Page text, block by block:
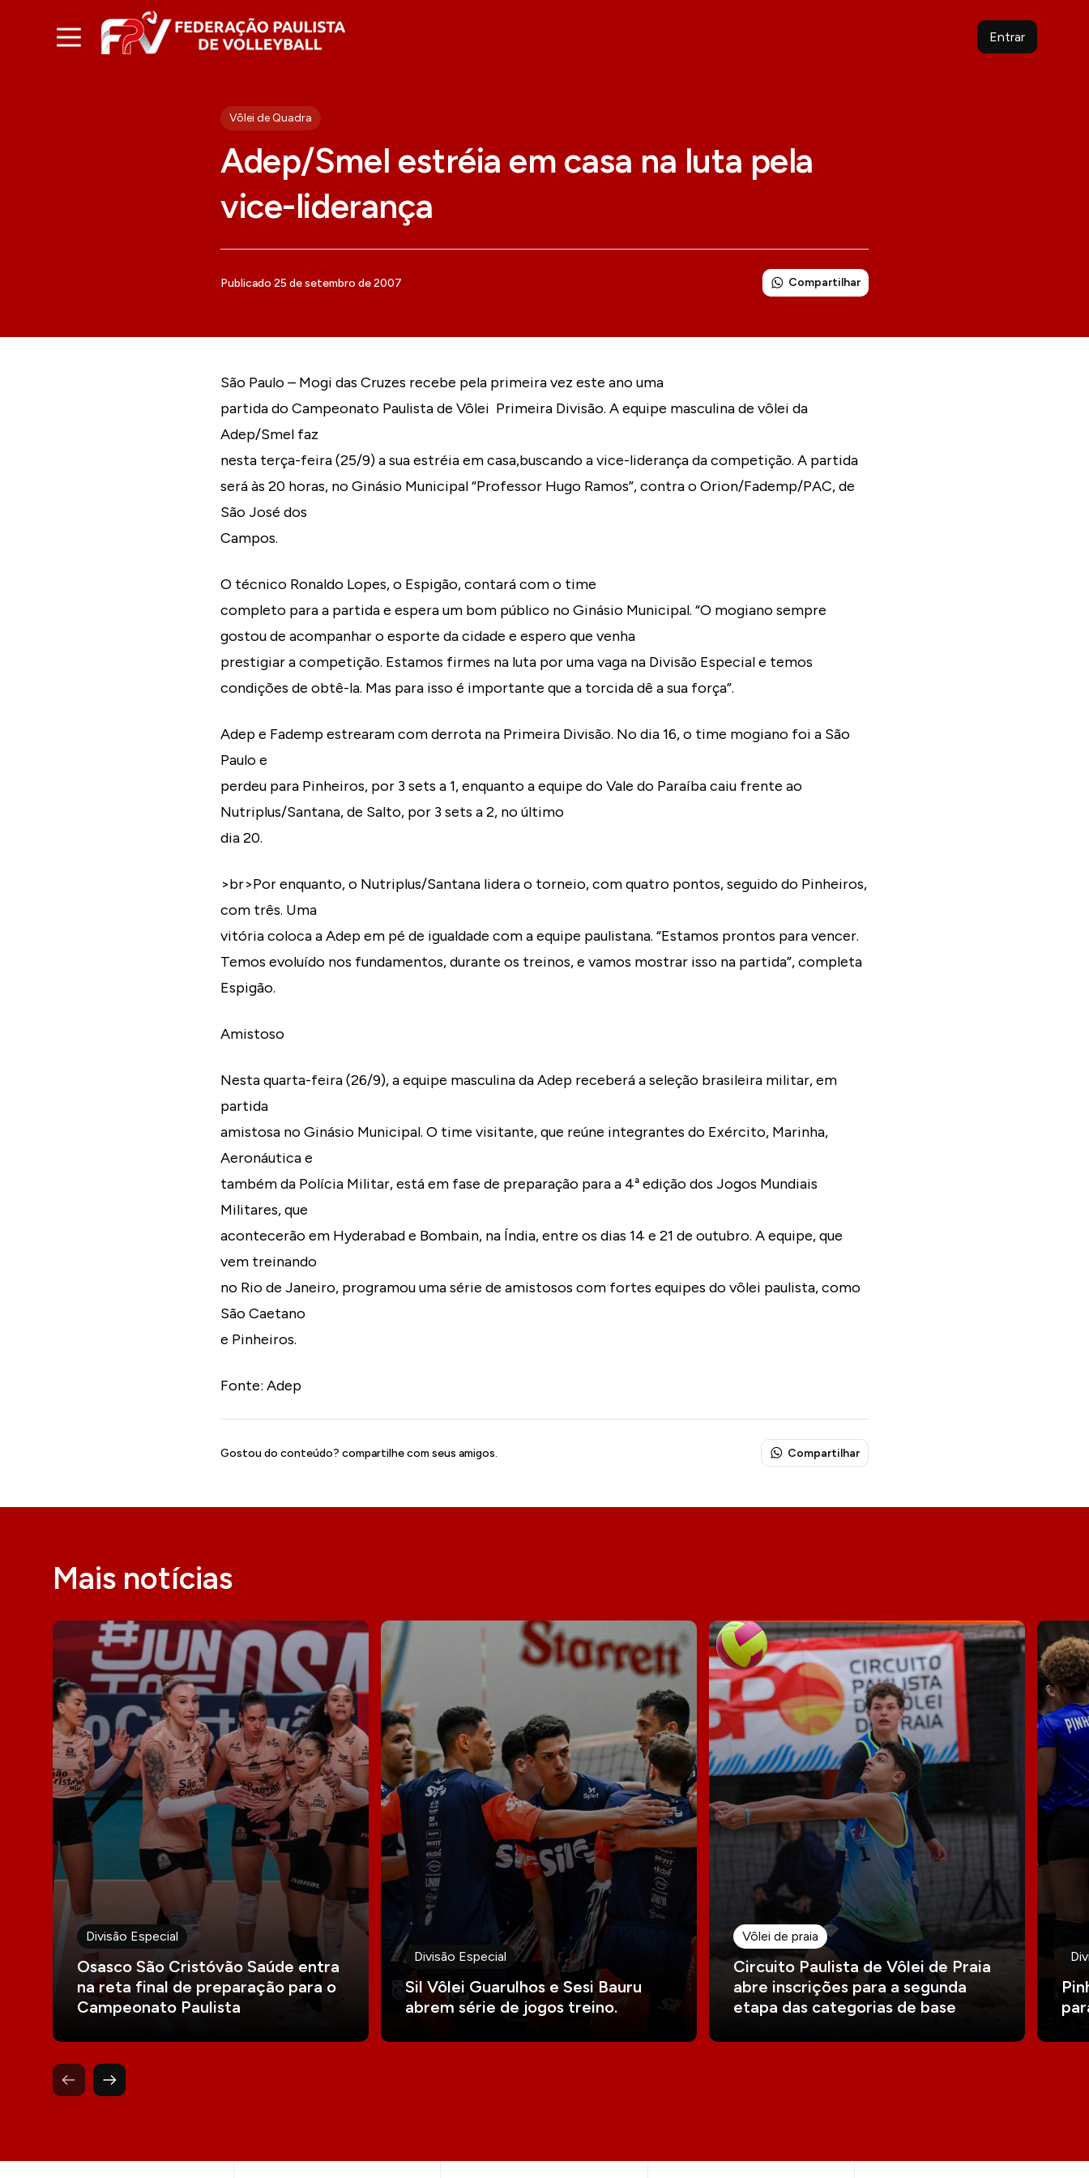
Entrar
Vôlei de Quadra
Adep/Smel estréia em casa na luta pela
vice-liderança
Publicado 25 de setembro de 2007 Compartilhar
São Paulo – Mogi das Cruzes recebe pela primeira vez este ano uma
partida do Campeonato Paulista de Vôlei ­ Primeira Divisão. A equipe masculina de vôlei da
Adep/Smel faz
nesta terça-feira (25/9) a sua estréia em casa,buscando a vice-liderança da competição. A partida
será às 20 horas, no Ginásio Municipal “Professor Hugo Ramos”, contra o Orion/Fademp/PAC, de
São José dos
Campos.
O técnico Ronaldo Lopes, o Espigão, contará com o time
completo para a partida e espera um bom público no Ginásio Municipal. “O mogiano sempre
gostou de acompanhar o esporte da cidade e espero que venha
prestigiar a competição. Estamos firmes na luta por uma vaga na Divisão Especial e temos
condições de obtê-la. Mas para isso é importante que a torcida dê a sua força”.
Adep e Fademp estrearam com derrota na Primeira Divisão. No dia 16, o time mogiano foi a São
Paulo e
perdeu para Pinheiros, por 3 sets a 1, enquanto a equipe do Vale do Paraíba caiu frente ao
Nutriplus/Santana, de Salto, por 3 sets a 2, no último
dia 20.
>br>Por enquanto, o Nutriplus/Santana lidera o torneio, com quatro pontos, seguido do Pinheiros,
com três. Uma
vitória coloca a Adep em pé de igualdade com a equipe paulistana. “Estamos prontos para vencer.
Temos evoluído nos fundamentos, durante os treinos, e vamos mostrar isso na partida”, completa
Espigão.
Amistoso
Nesta quarta-feira (26/9), a equipe masculina da Adep receberá a seleção brasileira militar, em
partida
amistosa no Ginásio Municipal. O time visitante, que reúne integrantes do Exército, Marinha,
Aeronáutica e
também da Polícia Militar, está em fase de preparação para a 4ª edição dos Jogos Mundiais
Militares, que
acontecerão em Hyderabad e Bombain, na Índia, entre os dias 14 e 21 de outubro. A equipe, que
vem treinando
no Rio de Janeiro, programou uma série de amistosos com fortes equipes do vôlei paulista, como
São Caetano
e Pinheiros.
Fonte: Adep
Gostou do conteúdo? compartilhe com seus amigos. Compartilhar
Mais notícias
Divisão Especial
Osasco São Cristóvão Saúde entra
na reta final de preparação para o
Campeonato Paulista
Divisão Especial
Sil Vôlei Guarulhos e Sesi Bauru
abrem série de jogos treino.
Vôlei de praia
Circuito Paulista de Vôlei de Praia
abre inscrições para a segunda
etapa das categorias de base